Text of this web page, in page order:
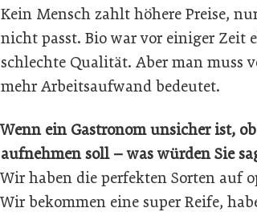
Kein Mensch zahlt höhere Preise,
nicht passt. Bio war vor einiger Zeit
schlechte Qualität. Aber man muss
mehr Arbeitsaufwand bedeutet.
Wenn ein Gastronom unsicher ist,
aufnehmen soll – was würden Sie
Wir haben die perfekten Sorten auf
Wir bekommen eine super Reife,